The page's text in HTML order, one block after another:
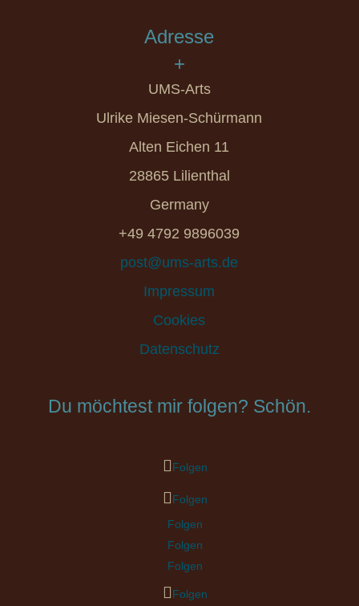
Adresse
+
UMS-Arts
Ulrike Miesen-Schürmann
Alten Eichen 11
28865 Lilienthal
Germany
+49 4792 9896039
post@ums-arts.de
Impressum
Cookies
Datenschutz
Du möchtest mir folgen? Schön.
Folgen
Folgen
Folgen
Folgen
Folgen
Folgen